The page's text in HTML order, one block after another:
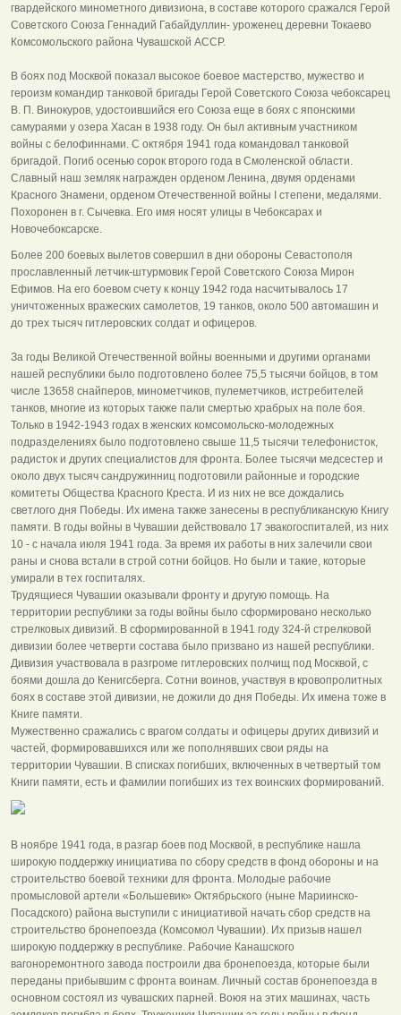
гвардейского минометного дивизиона, в составе которого сражался Герой
Советского Союза Геннадий Габайдуллин- уроженец деревни Токаево
Комсомольского района Чувашской АССР.
В боях под Москвой показал высокое боевое мастерство, мужество и
героизм командир танковой бригады Герой Советского Союза чебоксарец
В. П. Винокуров, удостоившийся его Союза еще в боях с японскими
самураями у озера Хасан в 1938 году. Он был активным участником
войны с белофиннами. С октября 1941 года командовал танковой
бригадой. Погиб осенью сорок второго года в Смоленской области.
Славный наш земляк награжден орденом Ленина, двумя орденами
Красного Знамени, орденом Отечественной войны I степени, медалями.
Похоронен в г. Сычевка. Его имя носят улицы в Чебоксарах и
Новочебоксарске.
Более 200 боевых вылетов совершил в дни обороны Севастополя
прославленный летчик-штурмовик Герой Советского Союза Мирон
Ефимов. На его боевом счету к концу 1942 года насчитывалось 17
уничтоженных вражеских самолетов, 19 танков, около 500 автомашин и
до трех тысяч гитлеровских солдат и офицеров.
За годы Великой Отечественной войны военными и другими органами
нашей республики было подготовлено более 75,5 тысячи бойцов, в том
числе 13658 снайперов, минометчиков, пулеметчиков, истребителей
танков, многие из которых также пали смертью храбрых на поле боя.
Только в 1942-1943 годах в женских комсомольско-молодежных
подразделениях было подготовлено свыше 11,5 тысячи телефонисток,
радисток и других специалистов для фронта. Более тысячи медсестер и
около двух тысяч сандружинниц подготовили районные и городские
комитеты Общества Красного Креста. И из них не все дождались
светлого дня Победы. Их имена также занесены в республиканскую Книгу
памяти. В годы войны в Чувашии действовало 17 эвакогоспиталей, из них
10 - с начала июля 1941 года. За время их работы в них залечили свои
раны и снова встали в строй сотни бойцов. Но были и такие, которые
умирали в тех госпиталях.
Трудящиеся Чувашии оказывали фронту и другую помощь. На
территории республики за годы войны было сформировано несколько
стрелковых дивизий. В сформированной в 1941 году 324-й стрелковой
дивизии более четверти состава было призвано из нашей республики.
Дивизия участвовала в разгроме гитлеровских полчищ под Москвой, с
боями дошла до Кенигсберга. Сотни воинов, участвуя в кровопролитных
боях в составе этой дивизии, не дожили до дня Победы. Их имена тоже в
Книге памяти.
Мужественно сражались с врагом солдаты и офицеры других дивизий и
частей, формировавшихся или же пополнявших свои ряды на
территории Чувашии. В списках погибших, включенных в четвертый том
Книги памяти, есть и фамилии погибших из тех воинских формирований.
В ноябре 1941 года, в разгар боев под Москвой, в республике нашла
широкую поддержку инициатива по сбору средств в фонд обороны и на
строительство боевой техники для фронта. Молодые рабочие
промысловой артели «Большевик» Октябрьского (ныне Мариинско-
Посадского) района выступили с инициативой начать сбор средств на
строительство бронепоезда (Комсомол Чувашии). Их призыв нашел
широкую поддержку в республике. Рабочие Канашского
вагоноремонтного завода построили два бронепоезда, которые были
переданы прибывшим с фронта воинам. Личный состав бронепоезда в
основном состоял из чувашских парней. Воюя на этих машинах, часть